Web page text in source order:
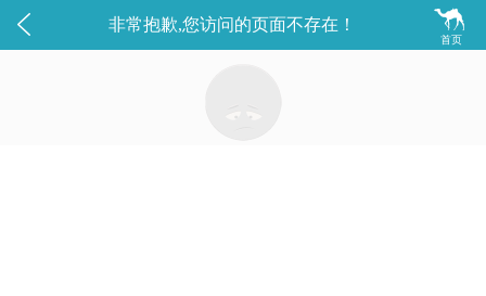
 
首页
非常抱歉,您访问的页面不存在！